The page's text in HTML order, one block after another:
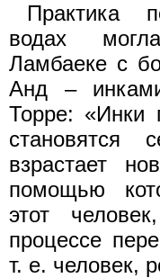
Практика
водах
Ламбаеке с
Анд –
Торре: «Инки
становятся
взрастает
помощью
этот
процессе
т. е. человек,